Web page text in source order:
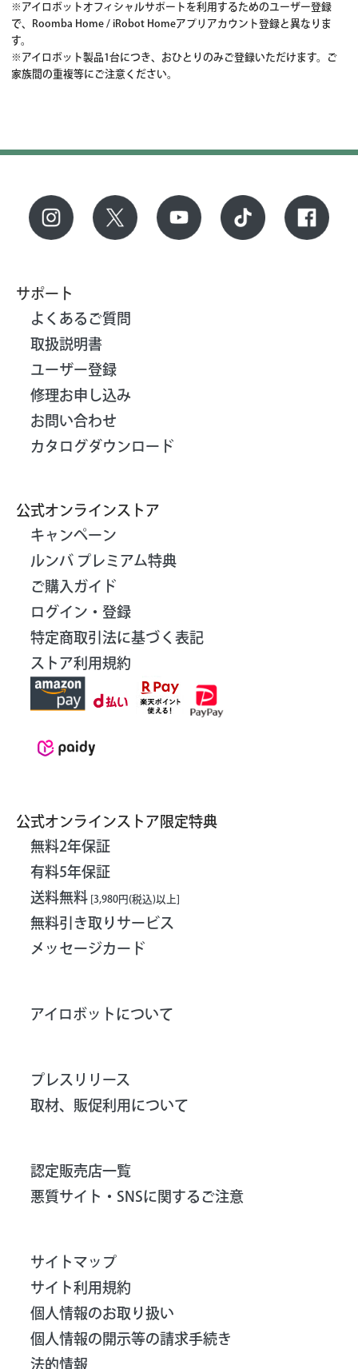
※アイロボットオフィシャルサポートを利用するためのユーザー登録
で、Roomba Home / iRobot Homeアプリアカウント登録と異なりま
す。
※アイロボット製品1台につき、おひとりのみご登録いただけます。ご
家族間の重複等にご注意ください。
サポート
よくあるご質問
取扱説明書
ユーザー登録
修理お申し込み
お問い合わせ
カタログダウンロード
公式オンラインストア
キャンペーン
ルンバ プレミアム特典
ご購入ガイド
ログイン・登録
特定商取引法に基づく表記
ストア利用規約
公式オンラインストア限定特典
無料2年保証
有料5年保証
送料無料 [3,980円(税込)以上]
無料引き取りサービス
メッセージカード
アイロボットについて
プレスリリース
取材、販促利用について
認定販売店一覧
悪質サイト・SNSに関するご注意
サイトマップ
サイト利用規約
個人情報のお取り扱い
個人情報の開示等の請求手続き
法的情報